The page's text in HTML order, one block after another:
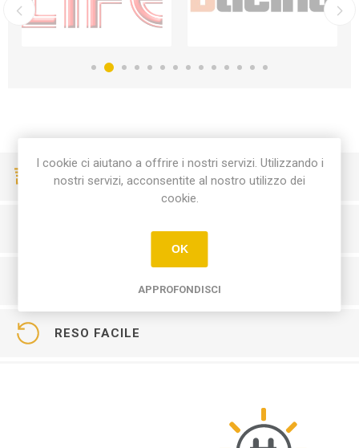
CONSEGNE VELOCI
PAGAMENTI SICURI
RESO FACILE
I cookie ci aiutano a offrire i nostri servizi. Utilizzando i
nostri servizi, acconsentite al nostro utilizzo dei
cookie.
OK
APPROFONDISCI